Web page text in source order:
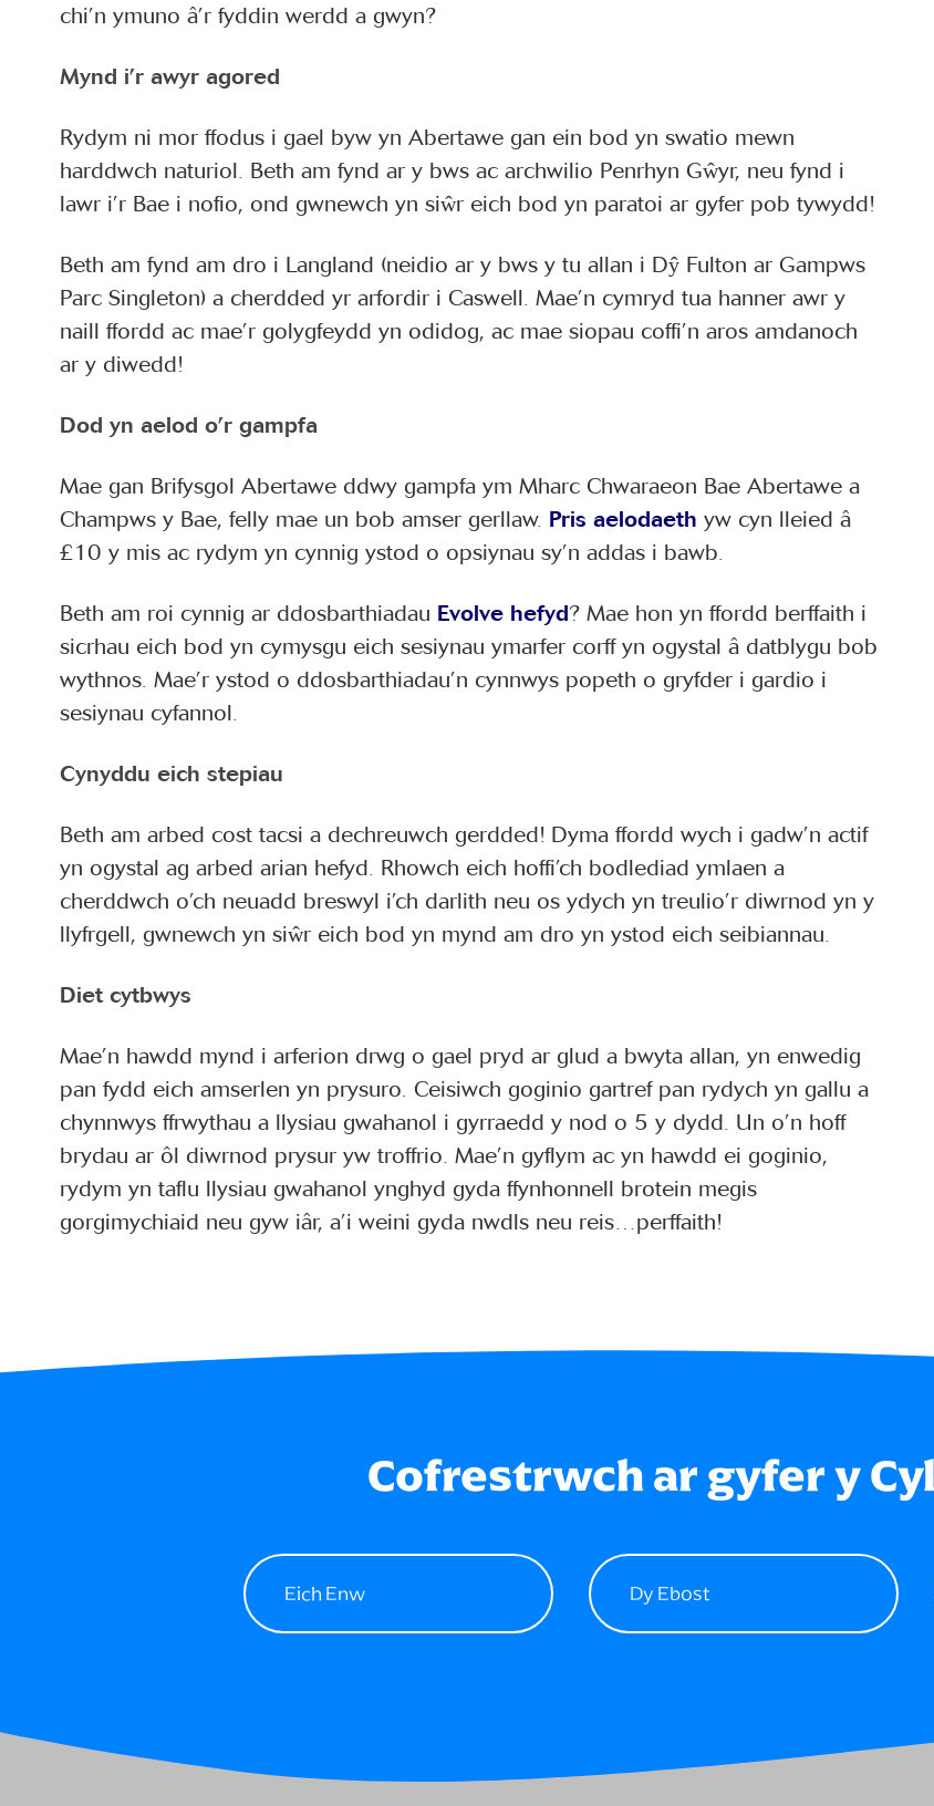
chi’n ymuno â’r fyddin werdd a gwyn?
Mynd i’r awyr agored
Rydym ni mor ffodus i gael byw yn Abertawe gan ein bod yn swatio mewn
harddwch naturiol. Beth am fynd ar y bws ac archwilio Penrhyn Gŵyr, neu fynd i
lawr i’r Bae i nofio, ond gwnewch yn siŵr eich bod yn paratoi ar gyfer pob tywydd!
Beth am fynd am dro i Langland (neidio ar y bws y tu allan i Dŷ Fulton ar Gampws
Parc Singleton) a cherdded yr arfordir i Caswell. Mae’n cymryd tua hanner awr y
naill ffordd ac mae’r golygfeydd yn odidog, ac mae siopau coffi’n aros amdanoch
ar y diwedd!
Dod yn aelod o’r gampfa
Mae gan Brifysgol Abertawe ddwy gampfa ym Mharc Chwaraeon Bae Abertawe a
Champws y Bae, felly mae un bob amser gerllaw. Pris aelodaeth yw cyn lleied â
£10 y mis ac rydym yn cynnig ystod o opsiynau sy’n addas i bawb.
Beth am roi cynnig ar ddosbarthiadau Evolve hefyd? Mae hon yn ffordd berffaith i
sicrhau eich bod yn cymysgu eich sesiynau ymarfer corff yn ogystal â datblygu bob
wythnos. Mae’r ystod o ddosbarthiadau’n cynnwys popeth o gryfder i gardio i
sesiynau cyfannol.
Cynyddu eich stepiau
Beth am arbed cost tacsi a dechreuwch gerdded! Dyma ffordd wych i gadw’n actif
yn ogystal ag arbed arian hefyd. Rhowch eich hoffi’ch bodlediad ymlaen a
cherddwch o’ch neuadd breswyl i’ch darlith neu os ydych yn treulio’r diwrnod yn y
llyfrgell, gwnewch yn siŵr eich bod yn mynd am dro yn ystod eich seibiannau.
Diet cytbwys
Mae’n hawdd mynd i arferion drwg o gael pryd ar glud a bwyta allan, yn enwedig
pan fydd eich amserlen yn prysuro. Ceisiwch goginio gartref pan rydych yn gallu a
chynnwys ffrwythau a llysiau gwahanol i gyrraedd y nod o 5 y dydd. Un o’n hoff
brydau ar ôl diwrnod prysur yw troffrio. Mae’n gyflym ac yn hawdd ei goginio,
rydym yn taflu llysiau gwahanol ynghyd gyda ffynhonnell brotein megis
gorgimychiaid neu gyw iâr, a’i weini gyda nwdls neu reis…perffaith!
Cofrestrwch ar gyfer y